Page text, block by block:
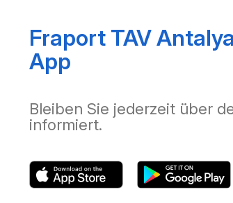
Fraport TAV
App
Bleiben Sie jederzeit über
informiert.